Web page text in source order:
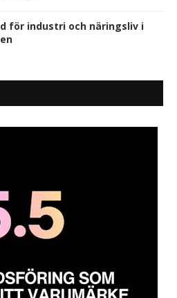
för industri och näringsliv i